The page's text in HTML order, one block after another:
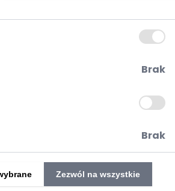
Brak
Brak
Zezwól na wszystkie